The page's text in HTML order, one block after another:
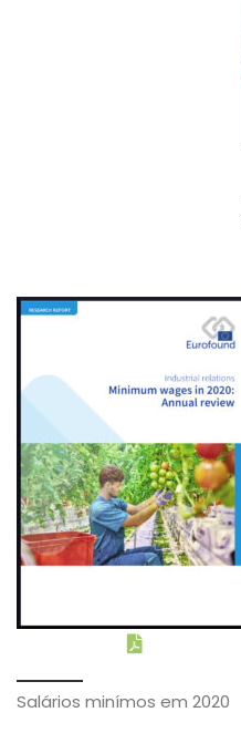
Salários minímos em 2020